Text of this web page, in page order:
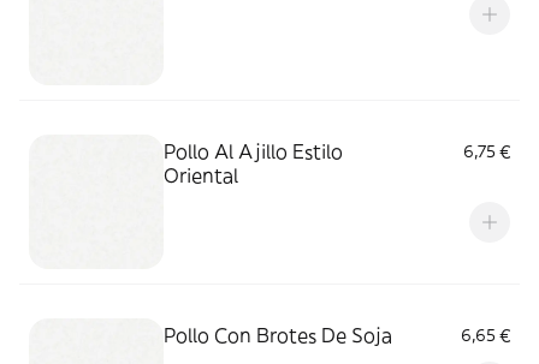
Pollo Al Ajillo Estilo
Oriental
6,75 €
Pollo Con Brotes De Soja 6,65 €